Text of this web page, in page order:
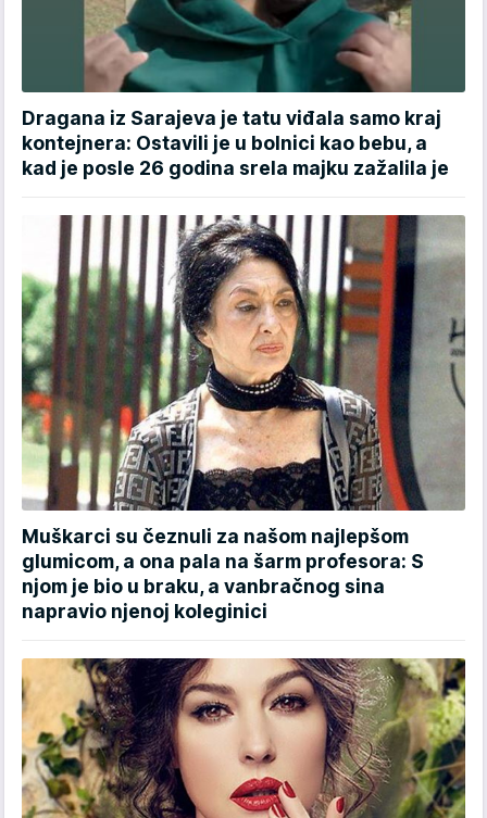
Dragana iz Sarajeva je tatu viđala samo kraj
kontejnera: Ostavili je u bolnici kao bebu, a
kad je posle 26 godina srela majku zažalila je
Muškarci su čeznuli za našom najlepšom
glumicom, a ona pala na šarm profesora: S
njom je bio u braku, a vanbračnog sina
napravio njenoj koleginici